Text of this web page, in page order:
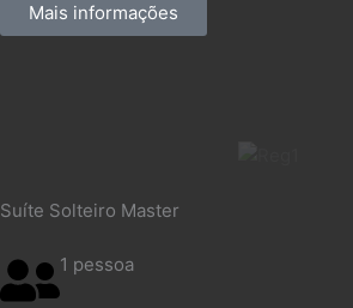
Mais informações
Suíte Solteiro Master
1 pessoa